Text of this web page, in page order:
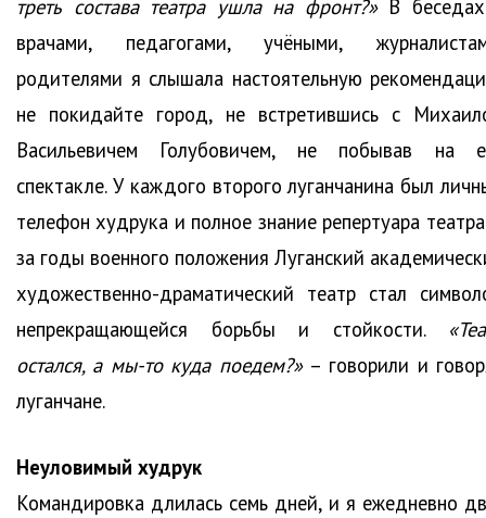
треть состава театра ушла на фронт?»В
врачами, педагогами, учёными,
родителями я слышала настоятельную
не покидайте город, не встретившись с
Васильевичем Голубовичем, не побывав на
спектакле. У каждого второго луганчанина был
телефон худрука и полное знание репертуара
за годы военного положения Луганский
художественно-драматический театр стал
непрекращающейся борьбы и стойкости.
остался, а мы-то куда поедем?»– говорили и
луганчане.
Неуловимый худрук
Командировка длилась семь дней, и я ежедневно